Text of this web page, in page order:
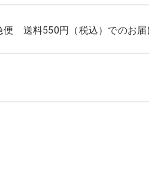
送料550円（税込）でのお届